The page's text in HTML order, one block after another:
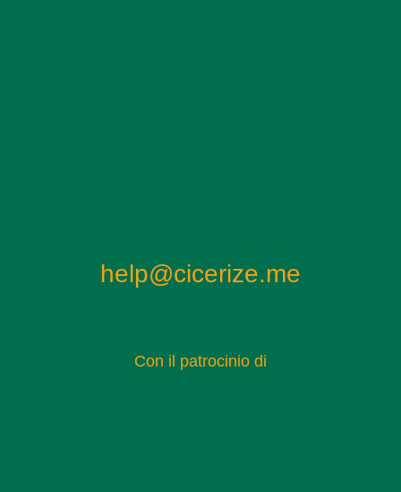
help@cicerize.me
Con il patrocinio di